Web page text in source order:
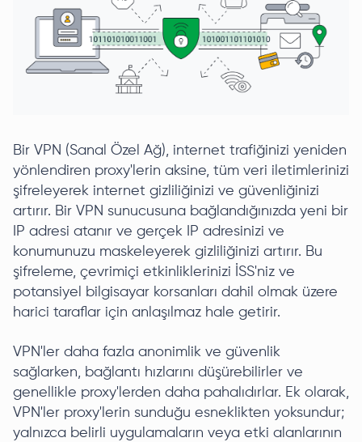
Bir VPN (Sanal Özel Ağ), internet trafiğinizi yeniden
yönlendiren proxy'lerin aksine, tüm veri iletimlerinizi
şifreleyerek internet gizliliğinizi ve güvenliğinizi
artırır. Bir VPN sunucusuna bağlandığınızda yeni bir
IP adresi atanır ve gerçek IP adresinizi ve
konumunuzu maskeleyerek gizliliğinizi artırır. Bu
şifreleme, çevrimiçi etkinliklerinizi İSS'niz ve
potansiyel bilgisayar korsanları dahil olmak üzere
harici taraflar için anlaşılmaz hale getirir.
VPN'ler daha fazla anonimlik ve güvenlik
sağlarken, bağlantı hızlarını düşürebilirler ve
genellikle proxy'lerden daha pahalıdırlar. Ek olarak,
VPN'ler proxy'lerin sunduğu esneklikten yoksundur;
yalnızca belirli uygulamaların veya etki alanlarının